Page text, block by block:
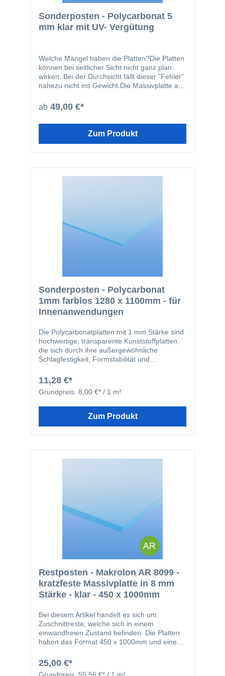
Sonderposten - Polycarbonat 5
mm klar mit UV- Vergütung
Welche Mängel haben die Platten?Die Platten
können bei seitlicher Sicht nicht ganz plan
wirken. Bei der Durchsicht fällt dieser "Fehler"
nahezu nicht ins Gewicht.Die Massivplatte aus
hervorragenden Eigenschaften besonders für
Überdachungen, Lichtkuppeln oder
zu einem attraktiven Werkstoff für
ab 49,00 €*
Zum Produkt
Sonderposten - Polycarbonat
1mm farblos 1280 x 1100mm - für
Innenanwendungen
Die Polycarbonatplatten mit 1 mm Stärke sind
hochwertige, transparente Kunststoffplatten,
die sich durch ihre außergewöhnliche
Schlagfestigkeit, Formstabilität und
Materialstärke bieten sie eine sehr gute
Beständigkeit gegen Bruch und sind dabei
deutlich leichter als
(PC)Stärke: 1 mmHohe Schlagzähigkeit –
schneiden, bohren, biegen, thermisch
AnwendungenAnwendungsbereiche:Abdecku
ngen, Schutzscheiben und
VerglasungenModellbau und
BastelarbeitenDisplays, Werbeschilder und
11,28 €*
Grundpreis: 8,00 €* / 1 m²
Zum Produkt
Restposten - Makrolon AR 8099 -
kratzfeste Massivplatte in 8 mm
Stärke - klar - 450 x 1000mm
Bei diesem Artikel handelt es sich um
Zuschnittreste, welche sich in einem
einwandfreien Zustand befinden. Die Platten
haben das Format 450 x 1000mm und eine
Stücke, kein Problem. Hier geht es zum
"regulären" Artikel.Makrolon® AR – mit hoher
25,00 €*